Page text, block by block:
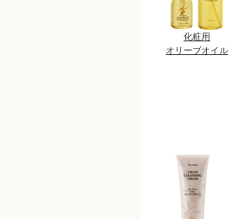
化粧用
オリーブオイル